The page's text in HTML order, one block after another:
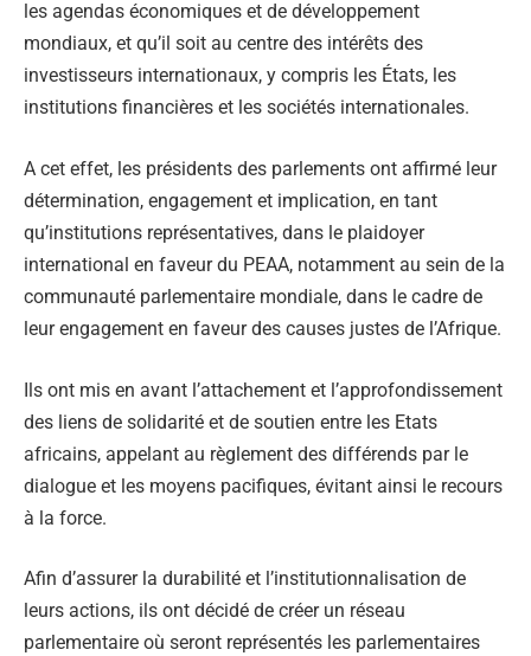
les agendas économiques et de développement
mondiaux, et qu’il soit au centre des intérêts des
investisseurs internationaux, y compris les États, les
institutions financières et les sociétés internationales.
A cet effet, les présidents des parlements ont affirmé leur
détermination, engagement et implication, en tant
qu’institutions représentatives, dans le plaidoyer
international en faveur du PEAA, notamment au sein de la
communauté parlementaire mondiale, dans le cadre de
leur engagement en faveur des causes justes de l’Afrique.
Ils ont mis en avant l’attachement et l’approfondissement
des liens de solidarité et de soutien entre les Etats
africains, appelant au règlement des différends par le
dialogue et les moyens pacifiques, évitant ainsi le recours
à la force.
Afin d’assurer la durabilité et l’institutionnalisation de
leurs actions, ils ont décidé de créer un réseau
parlementaire où seront représentés les parlementaires